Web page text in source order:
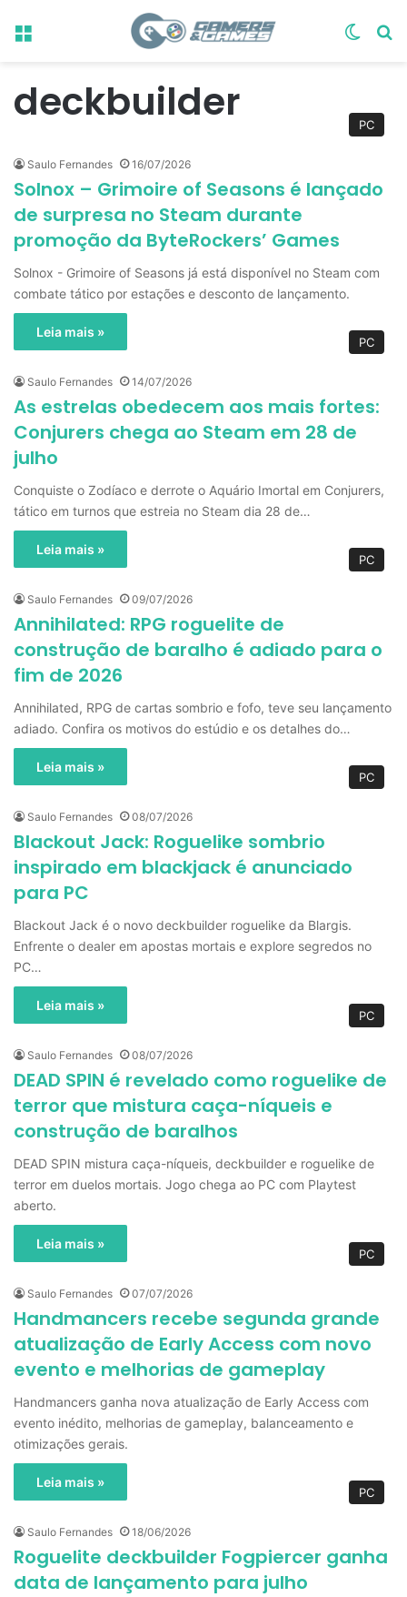
Menu
deckbuilder PC
Saulo Fernandes 16/07/2026
Solnox – Grimoire of Seasons é lançado
de surpresa no Steam durante
promoção da ByteRockers’ Games
Solnox - Grimoire of Seasons já está disponível no Steam com
combate tático por estações e desconto de lançamento.
Leia mais »
PC
Saulo Fernandes 14/07/2026
As estrelas obedecem aos mais fortes:
Conjurers chega ao Steam em 28 de
julho
Conquiste o Zodíaco e derrote o Aquário Imortal em Conjurers,
tático em turnos que estreia no Steam dia 28 de…
Leia mais »
PC
Saulo Fernandes 09/07/2026
Annihilated: RPG roguelite de
construção de baralho é adiado para o
fim de 2026
Annihilated, RPG de cartas sombrio e fofo, teve seu lançamento
adiado. Confira os motivos do estúdio e os detalhes do…
Leia mais »
PC
Saulo Fernandes 08/07/2026
Blackout Jack: Roguelike sombrio
inspirado em blackjack é anunciado
para PC
Blackout Jack é o novo deckbuilder roguelike da Blargis.
Enfrente o dealer em apostas mortais e explore segredos no
PC…
Leia mais »
PC
Saulo Fernandes 08/07/2026
DEAD SPIN é revelado como roguelike de
terror que mistura caça-níqueis e
construção de baralhos
DEAD SPIN mistura caça-níqueis, deckbuilder e roguelike de
terror em duelos mortais. Jogo chega ao PC com Playtest
aberto.
Leia mais »
PC
Saulo Fernandes 07/07/2026
Handmancers recebe segunda grande
atualização de Early Access com novo
evento e melhorias de gameplay
Handmancers ganha nova atualização de Early Access com
evento inédito, melhorias de gameplay, balanceamento e
otimizações gerais.
Leia mais »
PC
Saulo Fernandes 18/06/2026
Roguelite deckbuilder Fogpiercer ganha
data de lançamento para julho